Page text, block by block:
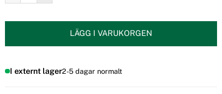
LÄGG I VARUKORGEN
I externt lager2-5 dagar normalt